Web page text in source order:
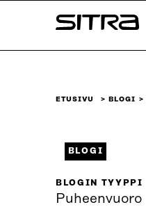
sisältöön
Sitra
ETUSIVU BLOGI
BLOGI
BLOGIN TYYPPI
Puheenvuoro